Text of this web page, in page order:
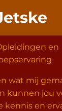
en
wat mij
kunnen jou
kennis en